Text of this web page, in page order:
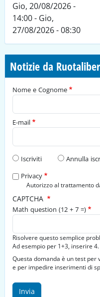
Gio, 20/08/2026 -
14:00- Gio,
27/08/2026 - 08:30
Notizie da
Nome e Cognome
E-mail
Tipo di richiesta
Iscriviti
Annulla
Privacy
Autorizzo al trattamento
CAPTCHA
Math question (12 + 7 =)
Risolvere questo semplice
Ad esempio per 1+3, inserire 4.
Questa domanda è un test
e per